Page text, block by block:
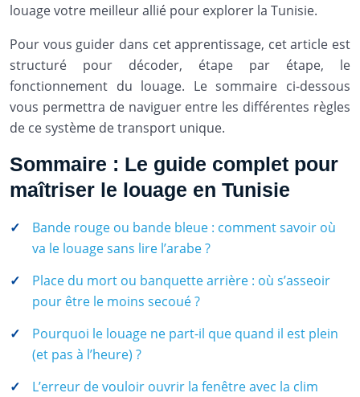
louage votre meilleur allié pour explorer la Tunisie.
Pour vous guider dans cet apprentissage, cet article est
structuré pour décoder, étape par étape, le
fonctionnement du louage. Le sommaire ci-dessous
vous permettra de naviguer entre les différentes règles
de ce système de transport unique.
Sommaire : Le guide complet pour
maîtriser le louage en Tunisie
Bande rouge ou bande bleue : comment savoir où
va le louage sans lire l’arabe ?
Place du mort ou banquette arrière : où s’asseoir
pour être le moins secoué ?
Pourquoi le louage ne part-il que quand il est plein
(et pas à l’heure) ?
L’erreur de vouloir ouvrir la fenêtre avec la clim